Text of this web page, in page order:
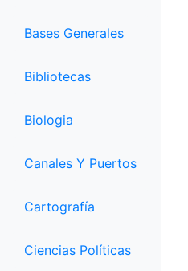
Bases Generales
Bibliotecas
Biologia
Canales Y Puertos
Cartografía
Ciencias Políticas